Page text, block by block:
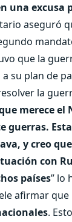
una excusa
aseguró
que la
a su plan de
la
merece el
guerras.
y creo
con
países” lo
afirmar
.